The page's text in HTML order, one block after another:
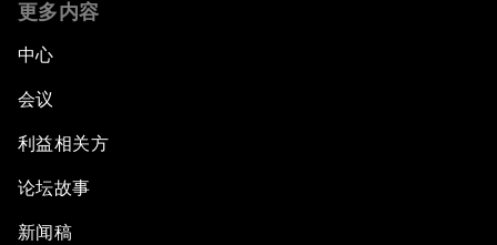
更多内容
中心
会议
利益相关方
论坛故事
新闻稿